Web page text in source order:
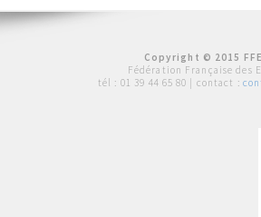
Copyright © 2015
Fédération Française des
tél : 01 39 44 65 80 | contact :